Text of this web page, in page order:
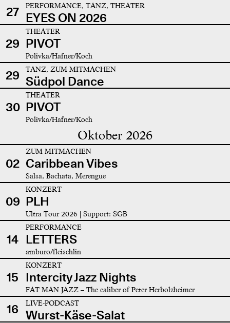
27 PERFORMANCE, TANZ, THEATER
EYES ON 2026
29
THEATER
PIVOT
Polivka/Hafner/Koch
29 TANZ, ZUM MITMACHEN
Südpol Dance
30
THEATER
PIVOT
Polivka/Hafner/Koch
Oktober 2026
02
ZUM MITMACHEN
Caribbean Vibes
Salsa, Bachata, Merengue
09
KONZERT
PLH
Ultra Tour 2026 | Support: SGB
14
PERFORMANCE
LETTERS
amburo/fleischlin
15
KONZERT
Intercity Jazz Nights
FAT MAN JAZZ – The caliber of Peter Herbolzheimer
16 LIVE-PODCAST
Wurst-Käse-Salat